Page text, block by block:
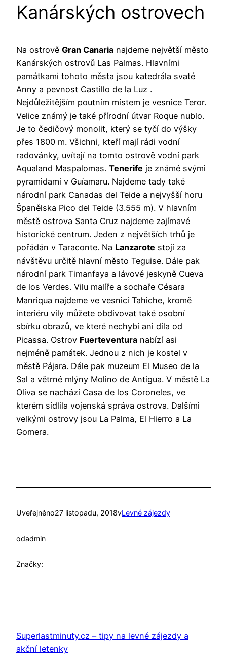
Kanárských ostrovech
Na ostrově Gran Canaria najdeme největší město
Kanárských ostrovů Las Palmas. Hlavními
památkami tohoto města jsou katedrála svaté
Anny a pevnost Castillo de la Luz .
Nejdůležitějším poutním místem je vesnice Teror.
Velice známý je také přírodní útvar Roque nublo.
Je to čedičový monolit, který se tyčí do výšky
přes 1800 m. Všichni, kteří mají rádi vodní
radovánky, uvítají na tomto ostrově vodní park
Aqualand Maspalomas. Tenerife je známé svými
pyramidami v Guíamaru. Najdeme tady také
národní park Canadas del Teide a nejvyšší horu
Španělska Pico del Teide (3.555 m). V hlavním
městě ostrova Santa Cruz najdeme zajímavé
historické centrum. Jeden z největších trhů je
pořádán v Taraconte. Na Lanzarote stojí za
návštěvu určitě hlavní město Teguise. Dále pak
národní park Timanfaya a lávové jeskyně Cueva
de los Verdes. Vilu malíře a sochaře Césara
Manriqua najdeme ve vesnici Tahiche, kromě
interiéru vily můžete obdivovat také osobní
sbírku obrazů, ve které nechybí ani díla od
Picassa. Ostrov Fuerteventura nabízí asi
nejméně památek. Jednou z nich je kostel v
městě Pájara. Dále pak muzeum El Museo de la
Sal a větrné mlýny Molino de Antigua. V městě La
Oliva se nachází Casa de los Coroneles, ve
kterém sídlila vojenská správa ostrova. Dalšími
velkými ostrovy jsou La Palma, El Hierro a La
Gomera.
Uveřejněno27 listopadu, 2018vLevné zájezdy
odadmin
Značky:
Superlastminuty.cz – tipy na levné zájezdy a
akční letenky